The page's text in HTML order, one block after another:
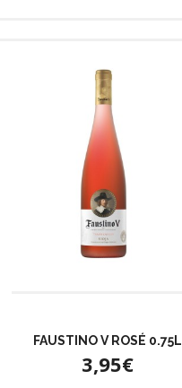
FAUSTINO V ROSÉ 0.75L
3,95€